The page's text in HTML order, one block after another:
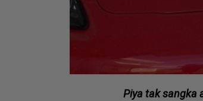
Piya tak sangka